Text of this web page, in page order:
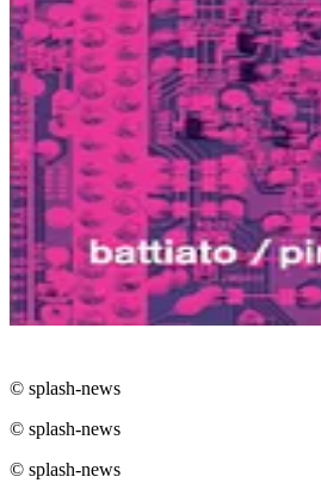
© splash-news
© splash-news
© splash-news